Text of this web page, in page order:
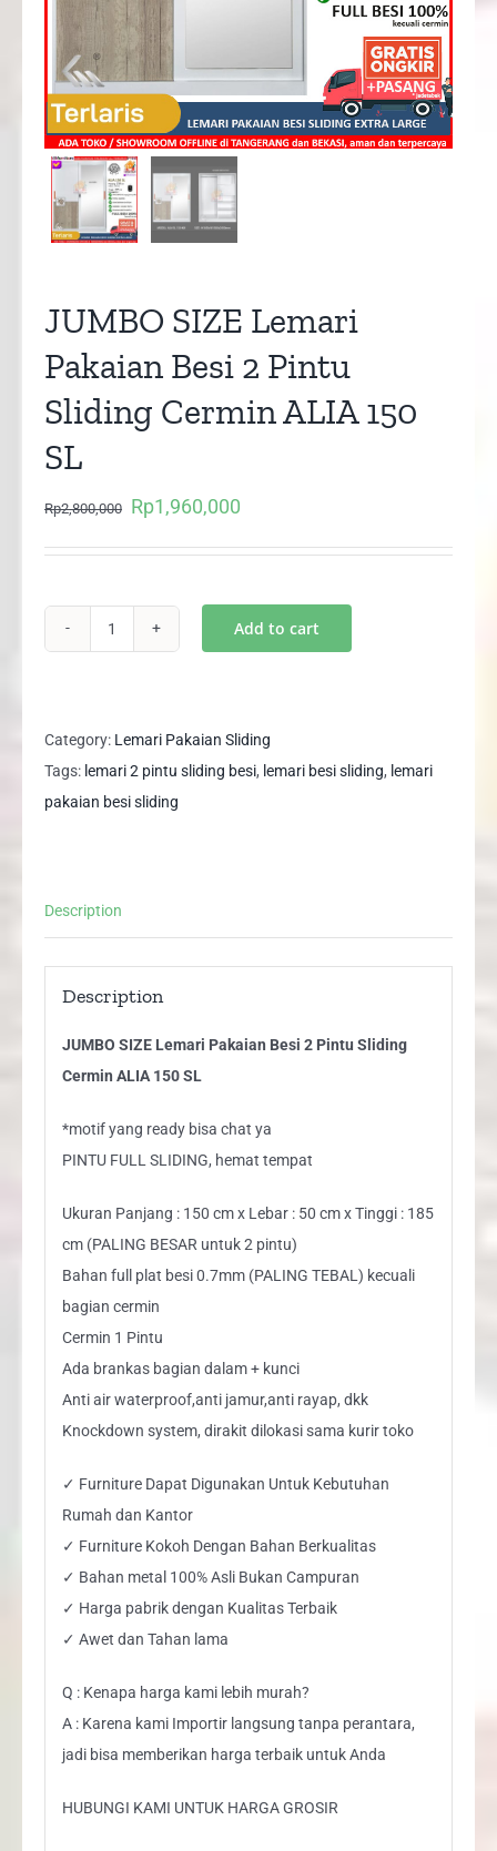
JUMBO SIZE Lemari
Pakaian Besi 2 Pintu
Sliding Cermin ALIA 150
SL
Rp2,800,000
Original
Rp1,960,000
Pakaian
Besi
2
ALIA
Add to cart
Category: Lemari Pakaian Sliding
Tags: lemari 2 pintu sliding besi, lemari besi sliding, lemari
pakaian besi sliding
Description
Description
JUMBO SIZE Lemari Pakaian Besi 2 Pintu Sliding
Cermin ALIA 150 SL
*motif yang ready bisa chat ya
PINTU FULL SLIDING, hemat tempat
Ukuran Panjang : 150 cm x Lebar : 50 cm x Tinggi : 185
cm (PALING BESAR untuk 2 pintu)
Bahan full plat besi 0.7mm (PALING TEBAL) kecuali
bagian cermin
Cermin 1 Pintu
Ada brankas bagian dalam + kunci
Anti air waterproof,anti jamur,anti rayap, dkk
Knockdown system, dirakit dilokasi sama kurir toko
✓ Furniture Dapat Digunakan Untuk Kebutuhan
Rumah dan Kantor
✓ Furniture Kokoh Dengan Bahan Berkualitas
✓ Bahan metal 100% Asli Bukan Campuran
✓ Harga pabrik dengan Kualitas Terbaik
✓ Awet dan Tahan lama
Q : Kenapa harga kami lebih murah?
A : Karena kami Importir langsung tanpa perantara,
jadi bisa memberikan harga terbaik untuk Anda
HUBUNGI KAMI UNTUK HARGA GROSIR